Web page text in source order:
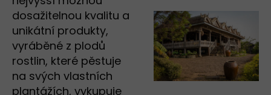
dosažitelnou kvalitu a
unikátní produkty,
vyráběné z plodů
rostlin, které pěstuje
na svých vlastních
plantážích, vykupuje